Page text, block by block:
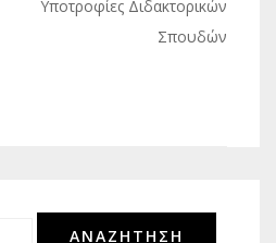
Υποτροφίες Διδακτορικών
Σπουδών